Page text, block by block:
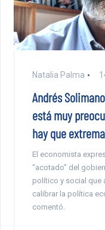
Natalia Palma
Andrés
está muy
hay que
El economista
“acotado” del
político y social que
calibrar la política
comentó.